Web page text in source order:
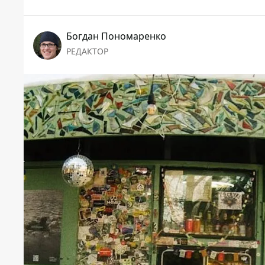
Богдан Пономаренко
РЕДАКТОР